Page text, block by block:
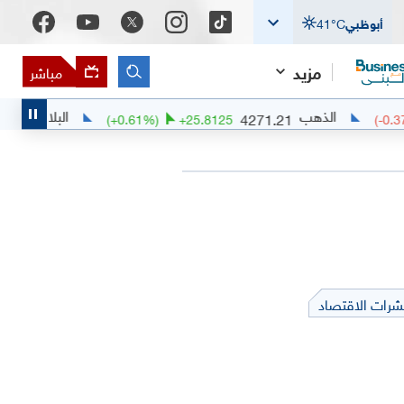
أبوظبي 41°C
مزيد
مباشر
الذهب
4271.21
+25.8125
(+0.61%) البلاديوم 1376.75
الاقتصاد